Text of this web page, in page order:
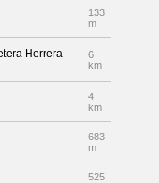
133
m
Herrera-
6
km
4
km
683
m
525